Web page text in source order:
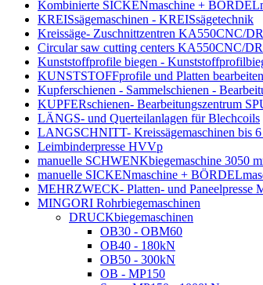
Kombinierte SICKENmaschine +
KREISsägemaschinen - KREISsägetechnik
Kreissäge- Zuschnittzentren KA550CNC/
Circular saw cutting centers KA550CNC/
Kunststoffprofile biegen -
KUNSTSTOFFprofile und Platten bearbeiten
Kupferschienen - Sammelschienen -
KUPFERschienen- Bearbeitungszentrum
LÄNGS- und Querteilanlagen für Blechcoils
LANGSCHNITT- Kreissägemaschinen bis
Leimbinderpresse HVVp
manuelle SCHWENKbiegemaschine 3050
manuelle SICKENmaschine +
MEHRZWECK- Platten- und Paneelpresse
MINGORI Rohrbiegemaschinen
DRUCKbiegemaschinen
OB30 - OBM60
OB40 - 180kN
OB50 - 300kN
OB - MP150